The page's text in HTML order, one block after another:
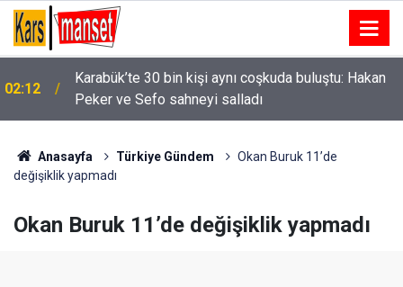
01:58 Niğde’de iki otomobil çarpıştı: 4 yaralı
Anasayfa Türkiye Gündem
Okan Buruk 11’de
değişiklik yapmadı
Okan Buruk 11’de değişiklik yapmadı